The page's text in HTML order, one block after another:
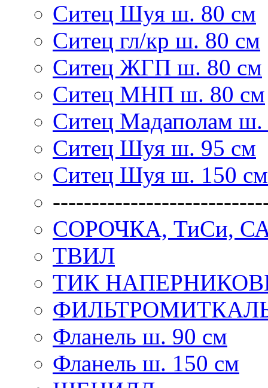
Ситец Шуя ш. 80 см
Ситец гл/кр ш. 80 см
Ситец ЖГП ш. 80 см
Ситец МНП ш. 80 см
Ситец Мадаполам ш.
Ситец Шуя ш. 95 см
Ситец Шуя ш. 150 см
СОРОЧКА, ТиСи,
ТВИЛ
ТИК
Фланель ш. 90 см
Фланель ш. 150 см